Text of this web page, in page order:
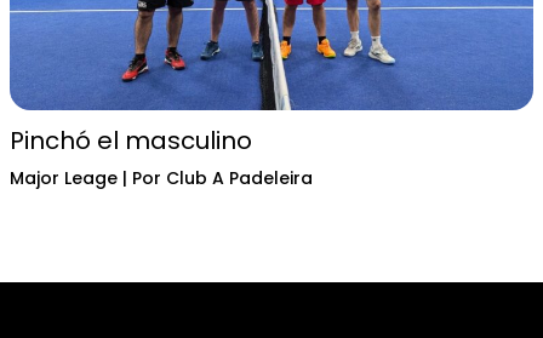
Pinchó el masculino
Major Leage | Por Club A Padeleira